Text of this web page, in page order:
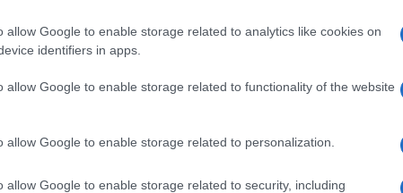
allow Google to enable storage related to analytics like cookies on
identifiers in apps.
allow Google to enable storage related to functionality of the website
allow Google to enable storage related to personalization.
allow Google to enable storage related to security, including
el café y las donas, es un homenaje a los
y frescura, los productos diseñados
dimensión a la experiencia de disfrutar de
hasta artículos de merch que reflejan el
invitación a compartir momentos especiales
a un regalo que combina